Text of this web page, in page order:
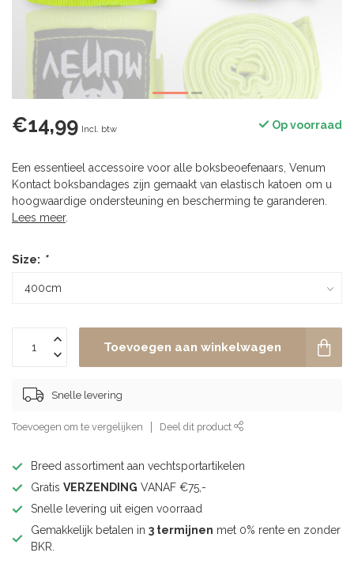
€14,99 Incl. btw Op voorraad
Een essentieel accessoire voor alle boksbeoefenaars, Venum
Kontact boksbandages zijn gemaakt van elastisch katoen om u
hoogwaardige ondersteuning en bescherming te garanderen.
Lees meer.
Size: *
Toevoegen aan winkelwagen
Snelle levering
Toevoegen om te vergelijken Deel dit product
Breed assortiment aan vechtsportartikelen
Gratis VERZENDING VANAF €75,-
Snelle levering uit eigen voorraad
Gemakkelijk betalen in 3 termijnen met 0% rente en zonder
BKR.